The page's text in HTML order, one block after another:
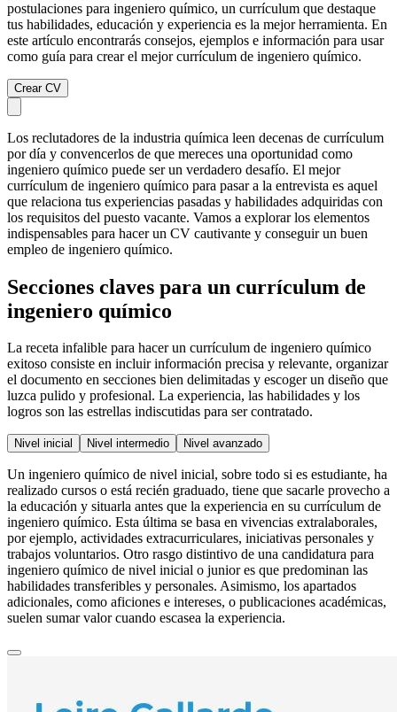
postulaciones para ingeniero químico, un currículum que destaque
tus habilidades, educación y experiencia es la mejor herramienta. En
este artículo encontrarás consejos, ejemplos e información para usar
como guía para crear el mejor currículum de ingeniero químico.
Crear CV
Los reclutadores de la industria química leen decenas de currículum
por día y convencerlos de que mereces una oportunidad como
ingeniero químico puede ser un verdadero desafío. El mejor
currículum de ingeniero químico para pasar a la entrevista es aquel
que relaciona tus experiencias pasadas y habilidades adquiridas con
los requisitos del puesto vacante. Vamos a explorar los elementos
indispensables para hacer un CV cautivante y conseguir un buen
empleo de ingeniero químico.
Secciones claves para un currículum de
ingeniero químico
La receta infalible para hacer un currículum de ingeniero químico
exitoso consiste en incluir información precisa y relevante, organizar
el documento en secciones bien delimitadas y escoger un diseño que
luzca pulido y profesional. La experiencia, las habilidades y los
logros son las estrellas indiscutidas para ser contratado.
Nivel inicial Nivel intermedio Nivel avanzado
Un ingeniero químico de nivel inicial, sobre todo si es estudiante, ha
realizado cursos o está recién graduado, tiene que sacarle provecho a
la educación y situarla antes que la experiencia en su currículum de
ingeniero químico. Esta última se basa en vivencias extralaborales,
por ejemplo, actividades extracurriculares, iniciativas personales y
trabajos voluntarios. Otro rasgo distintivo de una candidatura para
ingeniero químico de nivel inicial o junior es que predominan las
habilidades transferibles y personales. Asimismo, los apartados
adicionales, como aficiones e intereses, o publicaciones académicas,
suelen sumar valor cuando escasea la experiencia.